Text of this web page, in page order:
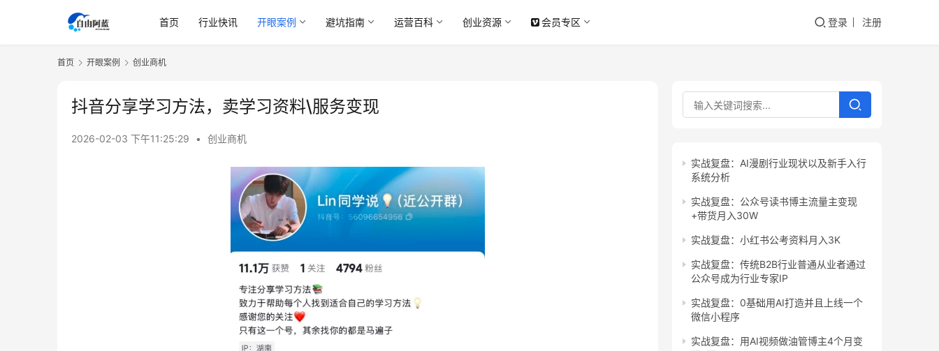
首页 行业快讯 开眼案例 避坑指南 运营百科 创业资源 会员专区 登录 注册
首页 开眼案例 创业商机
抖音分享学习方法，卖学习资料\服务变现
2026-02-03 下午11:25:29 • 创业商机
实战复盘：AI漫剧行业现状以及新手入行
系统分析
实战复盘：公众号读书博主流量主变现
+带货月入30W
实战复盘：小红书公考资料月入3K
实战复盘：传统B2B行业普通从业者通过
公众号成为行业专家IP
实战复盘：0基础用AI打造并且上线一个
微信小程序
实战复盘：用AI视频做油管博主4个月变